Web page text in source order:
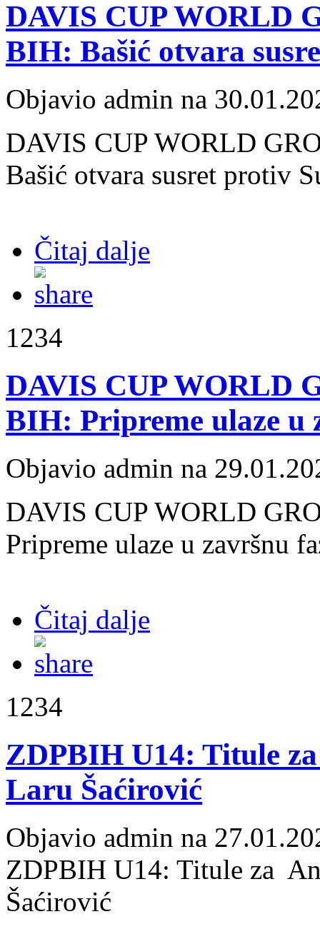
DAVIS CUP WORLD
BIH: Bašić otvara
Objavio admin na
DAVIS CUP WORLD
Bašić otvara susret protiv
Čitaj dalje
1234
DAVIS CUP WORLD
BIH: Pripreme ulaze u
Objavio admin na
DAVIS CUP WORLD
Pripreme ulaze u završnu
Čitaj dalje
1234
ZDPBIH U14: Titule
Laru Šaćirović
Objavio admin na
ZDPBIH U14: Titule za
Šaćirović